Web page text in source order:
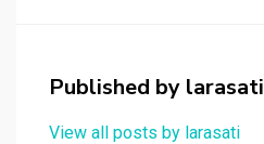
o
k
p
p
Published by larasati
View all posts by larasati